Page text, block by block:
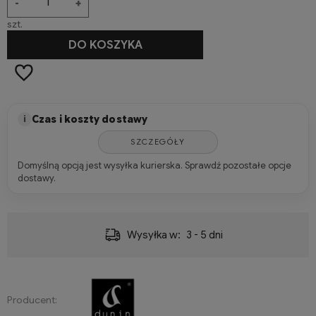
+
-
szt.
DO KOSZYKA
i Czas i koszty dostawy
SZCZEGÓŁY
Domyślną opcją jest wysyłka kurierska. Sprawdź pozostałe opcje
dostawy.
Wysyłka w: 3 - 5 dni
Producent: